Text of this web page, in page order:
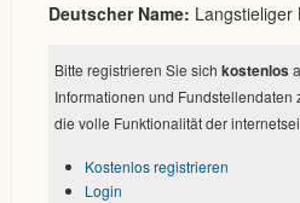
Deutscher Name: Langstieliger
Bitte registrieren Sie sich kostenlos
Informationen und Fundstellendaten
die volle Funktionalität der
Kostenlos registrieren
Login